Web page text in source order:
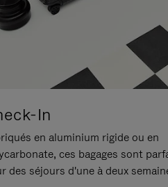
In
en aluminium rigide ou en
ces bagages sont
des séjours d'une à deux